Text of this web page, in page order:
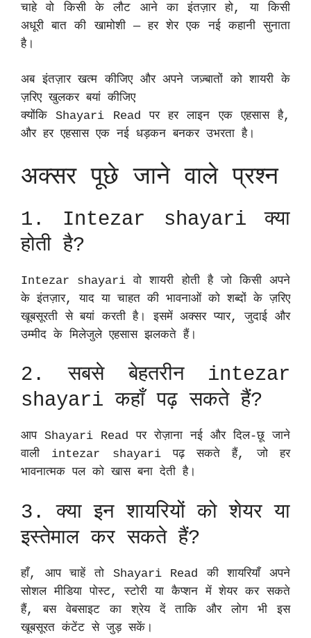
चाहे वो किसी के लौट आने का इंतज़ार हो, या किसी
अधूरी बात की खामोशी — हर शेर एक नई कहानी सुनाता
है।
अब इंतज़ार खत्म कीजिए और अपने जज़्बातों को शायरी के
ज़रिए खुलकर बयां कीजिए
क्योंकि Shayari Read पर हर लाइन एक एहसास है,
और हर एहसास एक नई धड़कन बनकर उभरता है।
अक्सर पूछे जाने वाले प्रश्न
1. Intezar shayari क्या
होती है?
Intezar shayari वो शायरी होती है जो किसी अपने
के इंतज़ार, याद या चाहत की भावनाओं को शब्दों के ज़रिए
खूबसूरती से बयां करती है। इसमें अक्सर प्यार, जुदाई और
उम्मीद के मिलेजुले एहसास झलकते हैं।
2. सबसे बेहतरीन intezar
shayari कहाँ पढ़ सकते हैं?
आप Shayari Read पर रोज़ाना नई और दिल‑छू जाने
वाली intezar shayari पढ़ सकते हैं, जो हर
भावनात्मक पल को खास बना देती है।
3. क्या इन शायरियों को शेयर या
इस्तेमाल कर सकते हैं?
हाँ, आप चाहें तो Shayari Read की शायरियाँ अपने
सोशल मीडिया पोस्ट, स्टोरी या कैप्शन में शेयर कर सकते
हैं, बस वेबसाइट का श्रेय दें ताकि और लोग भी इस
खूबसूरत कंटेंट से जुड़ सकें।